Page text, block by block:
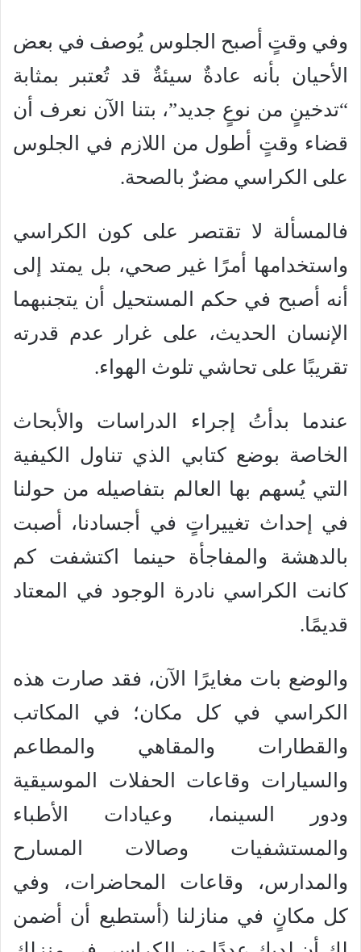
وفي وقتٍ أصبح الجلوس يُوصف في بعض
الأحيان بأنه عادةٌ سيئةٌ قد تُعتبر بمثابة
“تدخينٍ من نوعٍ جديد”، بتنا الآن نعرف أن
قضاء وقتٍ أطول من اللازم في الجلوس
على الكراسي مضرٌ بالصحة.
فالمسألة لا تقتصر على كون الكراسي
واستخدامها أمرًا غير صحي، بل يمتد إلى
أنه أصبح في حكم المستحيل أن يتجنبهما
الإنسان الحديث، على غرار عدم قدرته
تقريبًا على تحاشي تلوث الهواء.
عندما بدأتُ إجراء الدراسات والأبحاث
الخاصة بوضع كتابي الذي تناول الكيفية
التي يُسهم بها العالم بتفاصيله من حولنا
في إحداث تغييراتٍ في أجسادنا، أصبت
بالدهشة والمفاجأة حينما اكتشفت كم
كانت الكراسي نادرة الوجود في المعتاد
قديمًا.
والوضع بات مغايرًا الآن، فقد صارت هذه
الكراسي في كل مكان؛ في المكاتب
والقطارات والمقاهي والمطاعم
والسيارات وقاعات الحفلات الموسيقية
ودور السينما، وعيادات الأطباء
والمستشفيات وصالات المسارح
والمدارس، وقاعات المحاضرات، وفي
كل مكانٍ في منازلنا (أستطيع أن أضمن